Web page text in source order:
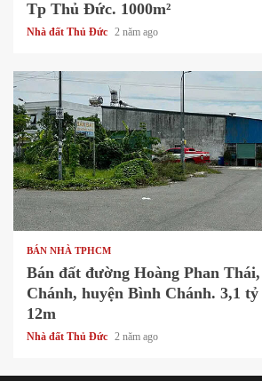
Tp Thủ Đức. 1000m²
Nhà đất Thủ Đức 2 năm ago
1 min read
BÁN NHÀ TPHCM
Bán đất đường Hoàng Phan
Chánh, huyện Bình Chánh. 3,1
12m
Nhà đất Thủ Đức 2 năm ago